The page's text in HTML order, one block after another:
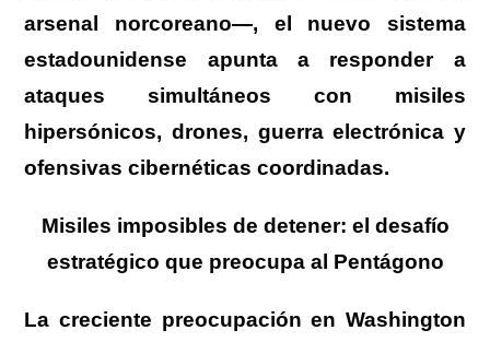
arsenal norcoreano—, el nuevo sistema
estadounidense apunta a responder a
ataques simultáneos con misiles
hipersónicos, drones, guerra electrónica y
ofensivas cibernéticas coordinadas.
Misiles imposibles de detener: el desafío
estratégico que preocupa al Pentágono
La creciente preocupación en Washington